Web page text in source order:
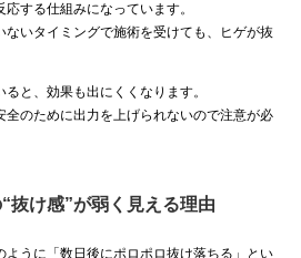
する仕組みになっています。
ないタイミングで施術を受けても、ヒゲが抜
と、効果も出にくくなります。
全のために出力を上げられないので注意が必
抜け感”が弱く見える理由
ように「数日後にポロポロ抜け落ちる」とい